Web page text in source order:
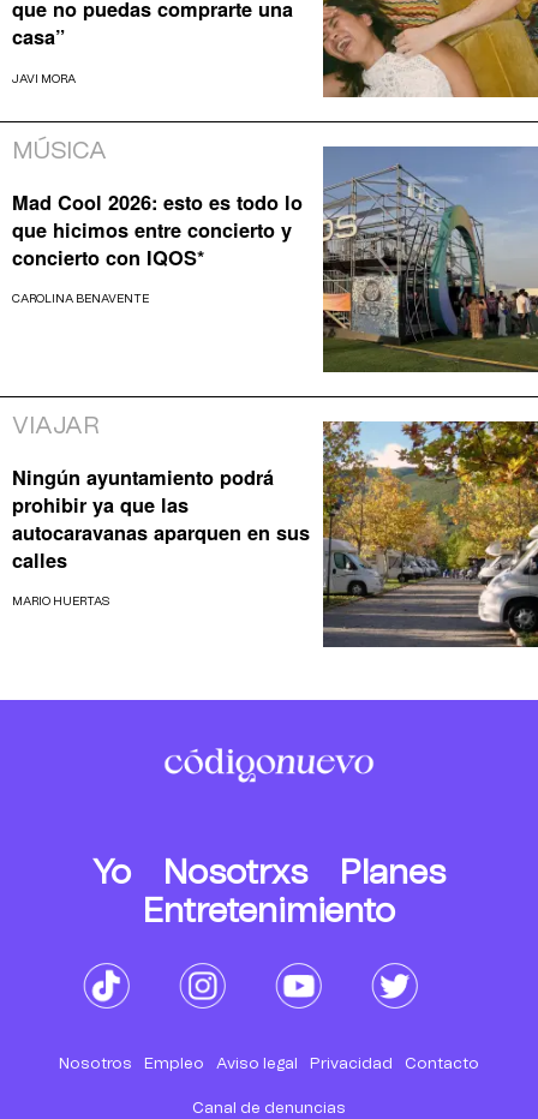
que no puedas comprarte una
casa”
JAVI MORA
MÚSICA
Mad Cool 2026: esto es todo lo
que hicimos entre concierto y
concierto con IQOS*
CAROLINA BENAVENTE
VIAJAR
Ningún ayuntamiento podrá
prohibir ya que las
autocaravanas aparquen en sus
calles
MARIO HUERTAS
Yo Nosotrxs
Planes
Entretenimiento
Nosotros Empleo Aviso legal Privacidad Contacto
Canal de denuncias